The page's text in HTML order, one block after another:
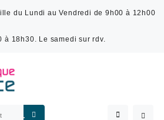
du Lundi au Vendredi de 9h00 à 12h00
à 18h30. Le samedi sur rdv.